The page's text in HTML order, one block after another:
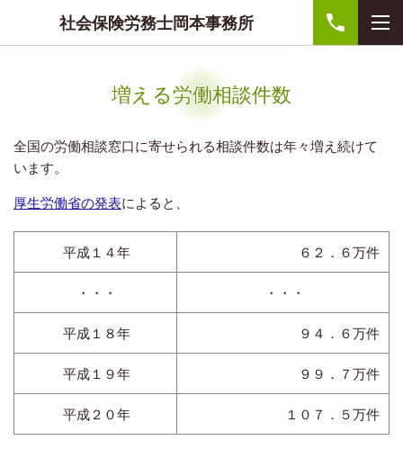
社会保険労務士岡本事務所
増える労働相談件数
全国の労働相談窓口に寄せられる相談件数は年々増え続けて
います。
厚生労働省の発表によると、
平成１４年 ６２．６万件
・・・ ・・・
平成１８年 ９４．６万件
平成１９年 ９９．７万件
平成２０年 １０７．５万件